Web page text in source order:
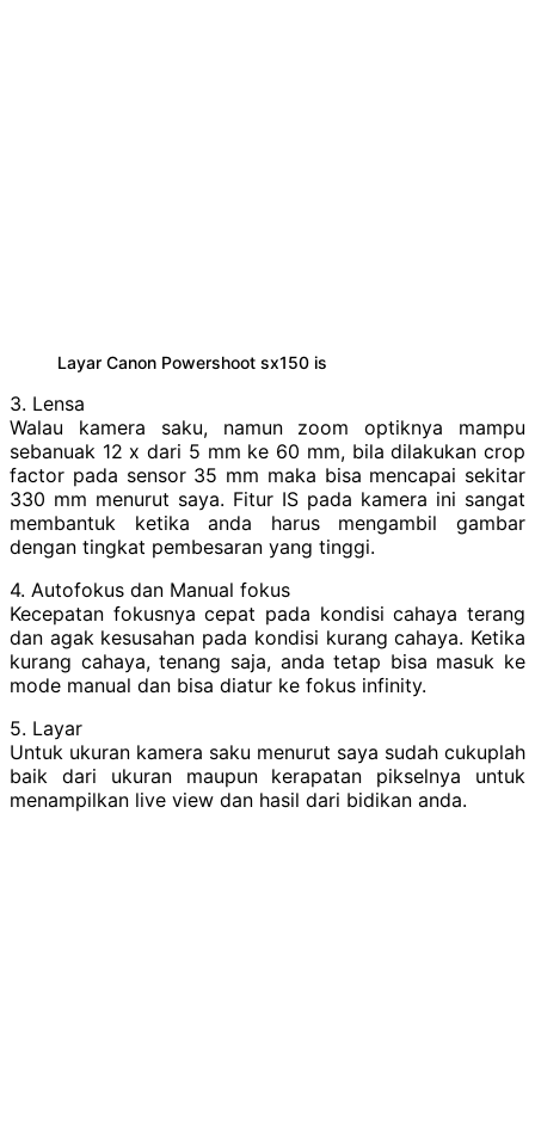
Layar Canon Powershoot sx150 is
3. Lensa
Walau kamera saku, namun zoom optiknya mampu
sebanuak 12 x dari 5 mm ke 60 mm, bila dilakukan crop
factor pada sensor 35 mm maka bisa mencapai sekitar
330 mm menurut saya. Fitur IS pada kamera ini sangat
membantuk ketika anda harus mengambil gambar
dengan tingkat pembesaran yang tinggi.
4. Autofokus dan Manual fokus
Kecepatan fokusnya cepat pada kondisi cahaya terang
dan agak kesusahan pada kondisi kurang cahaya. Ketika
kurang cahaya, tenang saja, anda tetap bisa masuk ke
mode manual dan bisa diatur ke fokus infinity.
5. Layar
Untuk ukuran kamera saku menurut saya sudah cukuplah
baik dari ukuran maupun kerapatan pikselnya untuk
menampilkan live view dan hasil dari bidikan anda.